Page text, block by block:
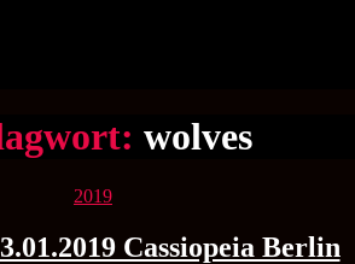
wolves
Kategorien
2019
Cassiopeia Berlin